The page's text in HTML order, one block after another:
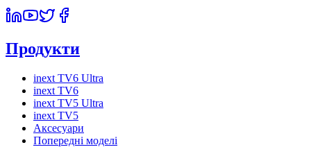
Продукти
inext TV6 Ultra
inext TV6
inext TV5 Ultra
inext TV5
Аксесуари
Попередні моделі